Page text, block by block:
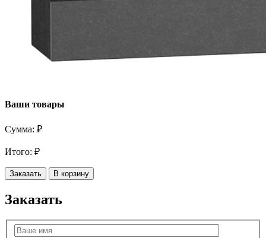
Ваши товары
Сумма: ₽
Итого: ₽
Заказать В корзину
Заказать